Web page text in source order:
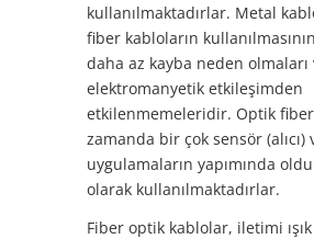
kullanılmaktadırlar. Metal
fiber kabloların
daha az kayba neden olmaları
elektromanyetik etkileşimden
etkilenmemeleridir. Optik
zamanda bir çok sensör (alıcı)
uygulamaların yapımında
olarak kullanılmaktadırlar.
Fiber optik kablolar, iletimi ışık